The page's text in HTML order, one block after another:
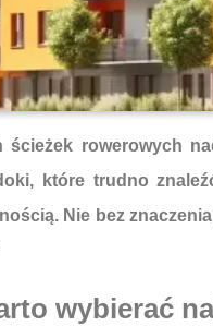
ścieżek rowerowych
które trudno
Nie bez
wybierać